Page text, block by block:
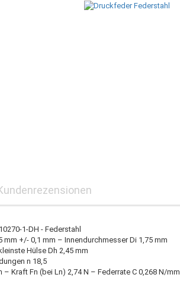
1-DH - Federstahl
mm +/- 0,1 mm – Innendurchmesser Di 1,75 mm
Hülse Dh 2,45 mm
n 18,5
– Kraft Fn (bei Ln) 2,74 N – Federrate C 0,268 N/mm